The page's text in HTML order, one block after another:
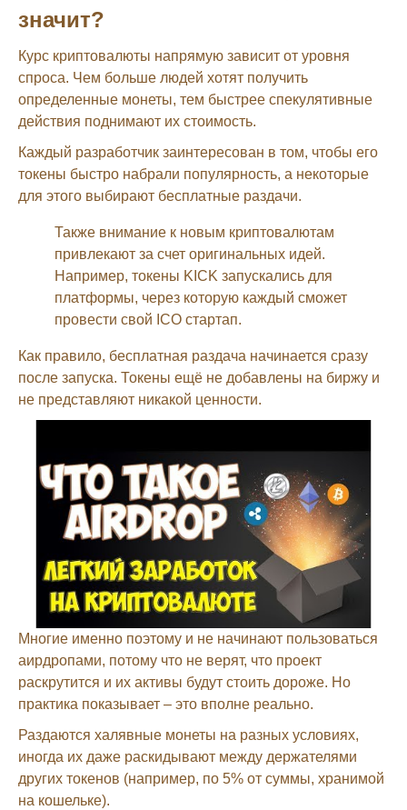
значит?
Курс криптовалюты напрямую зависит от уровня
спроса. Чем больше людей хотят получить
определенные монеты, тем быстрее спекулятивные
действия поднимают их стоимость.
Каждый разработчик заинтересован в том, чтобы его
токены быстро набрали популярность, а некоторые
для этого выбирают бесплатные раздачи.
Также внимание к новым криптовалютам
привлекают за счет оригинальных идей.
Например, токены KICK запускались для
платформы, через которую каждый сможет
провести свой ICO стартап.
Как правило, бесплатная раздача начинается сразу
после запуска. Токены ещё не добавлены на биржу и
не представляют никакой ценности.
Многие именно поэтому и не начинают пользоваться
аирдропами, потому что не верят, что проект
раскрутится и их активы будут стоить дороже. Но
практика показывает – это вполне реально.
Раздаются халявные монеты на разных условиях,
иногда их даже раскидывают между держателями
других токенов (например, по 5% от суммы, хранимой
на кошельке).